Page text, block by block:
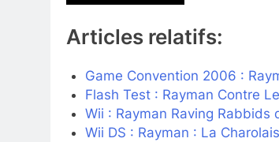
Articles relatifs:
Game Convention 2006 :
Flash Test : Rayman Contre
Wii : Rayman Raving Rabbids
Wii DS : Rayman : La